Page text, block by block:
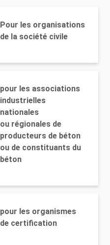
Pour les organisations
de la société civile
pour les associations
industrielles
nationales
ou régionales de
producteurs de béton
ou de constituants du
béton
pour les organismes
de certification